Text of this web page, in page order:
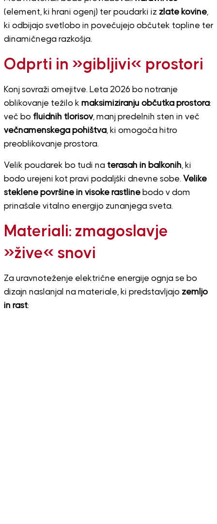
(element, ki hrani ogenj) ter poudarki iz zlate kovine,
ki odbijajo svetlobo in povečujejo občutek topline ter
dinamičnega razkošja.
Odprti in »gibljivi« prostori
Konj sovraži omejitve. Leta 2026 bo notranje
oblikovanje težilo k maksimiziranju občutka prostora:
več bo fluidnih tlorisov, manj predelnih sten in več
večnamenskega pohištva, ki omogoča hitro
preoblikovanje prostora.
Velik poudarek bo tudi na terasah in balkonih, ki
bodo urejeni kot pravi podaljški dnevne sobe. Velike
steklene površine in visoke rastlinebodo v dom
prinašale vitalno energijo zunanjega sveta.
Materiali: zmagoslavje
»žive« snovi
Za uravnoteženje električne energije ognja se bo
dizajn naslanjal na materiale, ki predstavljajo zemljo
in rast: